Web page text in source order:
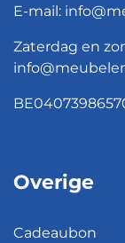
E-mail:
Zaterdag en
Overige
Cadeaubon